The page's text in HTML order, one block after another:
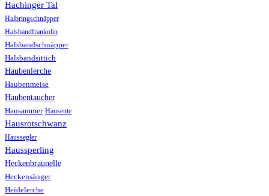
Hachinger Tal
Halbringschnäpper
Halsbandfrankolin
Halsbandschnäpper
Halsbandsittich
Haubenlerche
Haubenmeise
Haubentaucher
Hausammer Hausente
Hausrotschwanz
Haussegler
Haussperling
Heckenbraunelle
Heckensänger
Heidelerche